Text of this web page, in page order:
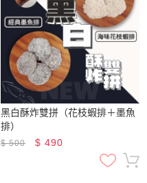
黑白酥炸雙拼（花枝蝦排＋墨魚
排）
$500 $ 490